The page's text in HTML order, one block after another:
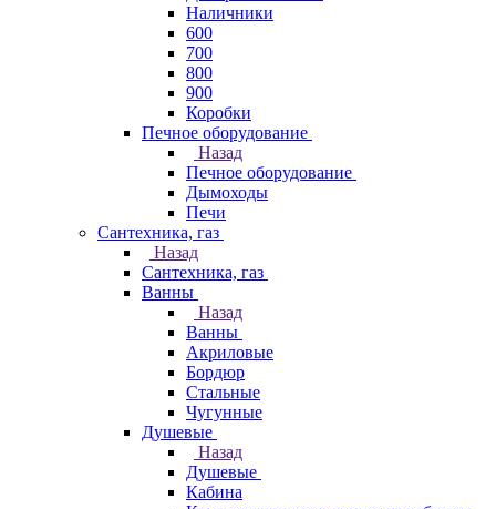
Наличники
600
700
800
900
Коробки
Печное оборудование
Назад
Печное оборудование
Дымоходы
Печи
Сантехника, газ
Назад
Сантехника, газ
Ванны
Назад
Ванны
Акриловые
Бордюр
Стальные
Чугунные
Душевые
Назад
Душевые
Кабина